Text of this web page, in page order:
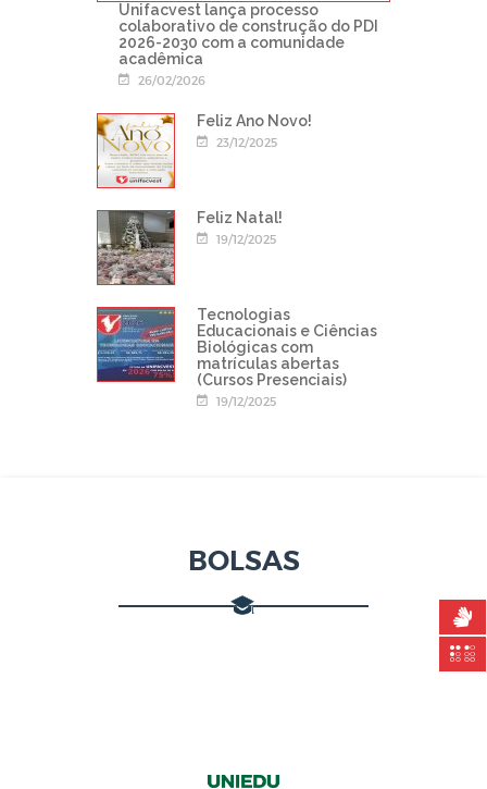
Unifacvest lança processo
colaborativo de construção do PDI
2026-2030 com a comunidade
acadêmica
26/02/2026
Feliz Ano Novo!
23/12/2025
Feliz Natal!
19/12/2025
Tecnologias
Educacionais e Ciências
Biológicas com
matrículas abertas
(Cursos Presenciais)
19/12/2025
BOLSAS